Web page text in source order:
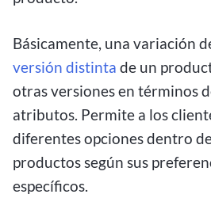
Básicamente, una variación
versión distinta de un
otras versiones en términos
atributos. Permite a los
diferentes opciones dentro
productos según sus
específicos.